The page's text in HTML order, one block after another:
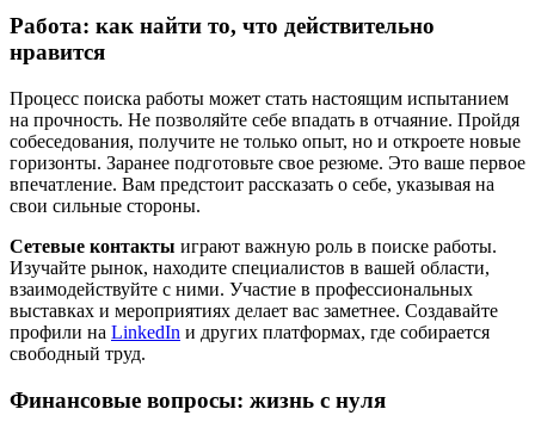
Работа: как найти то, что действительно
нравится
Процесс поиска работы может стать настоящим испытанием
на прочность. Не позволяйте себе впадать в отчаяние. Пройдя
собеседования, получите не только опыт, но и откроете новые
горизонты. Заранее подготовьте свое резюме. Это ваше первое
впечатление. Вам предстоит рассказать о себе, указывая на
свои сильные стороны.
Сетевые контакты играют важную роль в поиске работы.
Изучайте рынок, находите специалистов в вашей области,
взаимодействуйте с ними. Участие в профессиональных
выставках и мероприятиях делает вас заметнее. Создавайте
профили на LinkedIn и других платформах, где собирается
свободный труд.
Финансовые вопросы: жизнь с нуля